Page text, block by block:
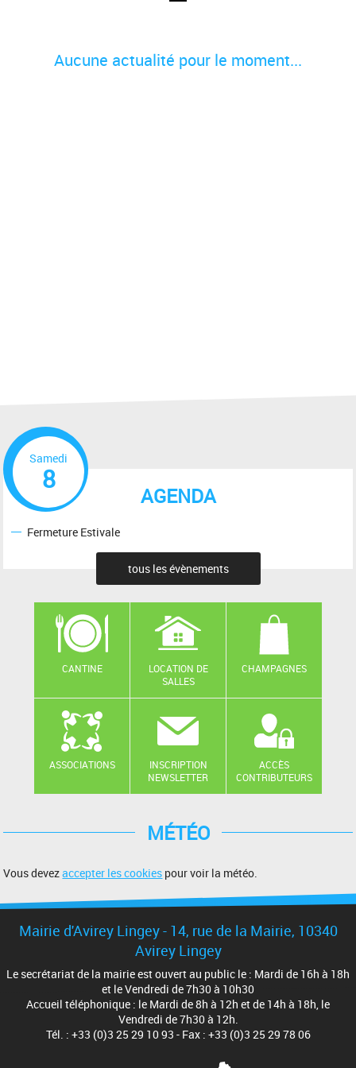
Aucune actualité pour le moment...
AGENDA
Samedi
8
Fermeture Estivale
tous les évènements
CANTINE
LOCATION DE
SALLES
CHAMPAGNES
ASSOCIATIONS
INSCRIPTION
NEWSLETTER
ACCÈS
CONTRIBUTEURS
MÉTÉO
Vous devezaccepter les cookies pour voir la météo.
Mairie d'Avirey Lingey - 14, rue de la Mairie, 10340
Avirey Lingey
Le secrétariat de la mairie est ouvert au public le : Mardi de 16h à 18h
et le Vendredi de 7h30 à 10h30
Accueil téléphonique : le Mardi de 8h à 12h et de 14h à 18h, le
Vendredi de 7h30 à 12h.
Tél. : +33 (0)3 25 29 10 93 - Fax : +33 (0)3 25 29 78 06